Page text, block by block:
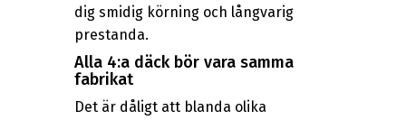
dig smidig körning och långvarig
prestanda.
Alla 4:a däck bör vara samma
fabrikat
Det är dåligt att blanda olika